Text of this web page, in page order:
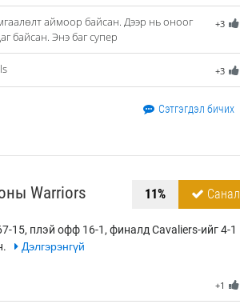
+3
аймоор байсан. Дээр нь оноог
байсан. Энэ баг супер
+3
Сэтгэгдэл бичих
Warriors 11% Санал
15, плэй офф 16-1, финалд Cavaliers-ийг 4-1
Дэлгэрэнгүй
+1